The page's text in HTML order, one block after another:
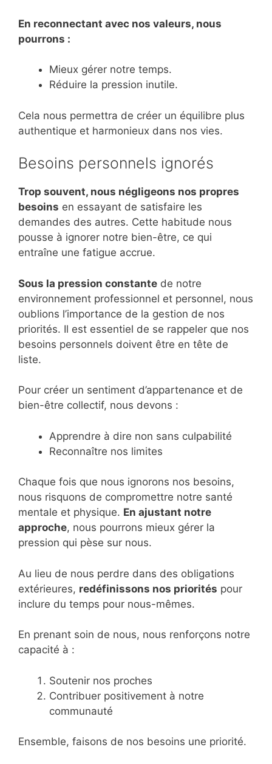
En reconnectant avec nos valeurs, nous
pourrons :
Mieux gérer notre temps.
Réduire la pression inutile.
Cela nous permettra de créer un équilibre plus
authentique et harmonieux dans nos vies.
Besoins personnels ignorés
Trop souvent, nous négligeons nos propres
besoins en essayant de satisfaire les
demandes des autres. Cette habitude nous
pousse à ignorer notre bien-être, ce qui
entraîne une fatigue accrue.
Sous la pression constante de notre
environnement professionnel et personnel, nous
oublions l’importance de la gestion de nos
priorités. Il est essentiel de se rappeler que nos
besoins personnels doivent être en tête de
liste.
Pour créer un sentiment d’appartenance et de
bien-être collectif, nous devons :
Apprendre à dire non sans culpabilité
Reconnaître nos limites
Chaque fois que nous ignorons nos besoins,
nous risquons de compromettre notre santé
mentale et physique. En ajustant notre
approche, nous pourrons mieux gérer la
pression qui pèse sur nous.
Au lieu de nous perdre dans des obligations
extérieures, redéfinissons nos priorités pour
inclure du temps pour nous-mêmes.
En prenant soin de nous, nous renforçons notre
capacité à :
Soutenir nos proches
Contribuer positivement à notre
communauté
Ensemble, faisons de nos besoins une priorité.